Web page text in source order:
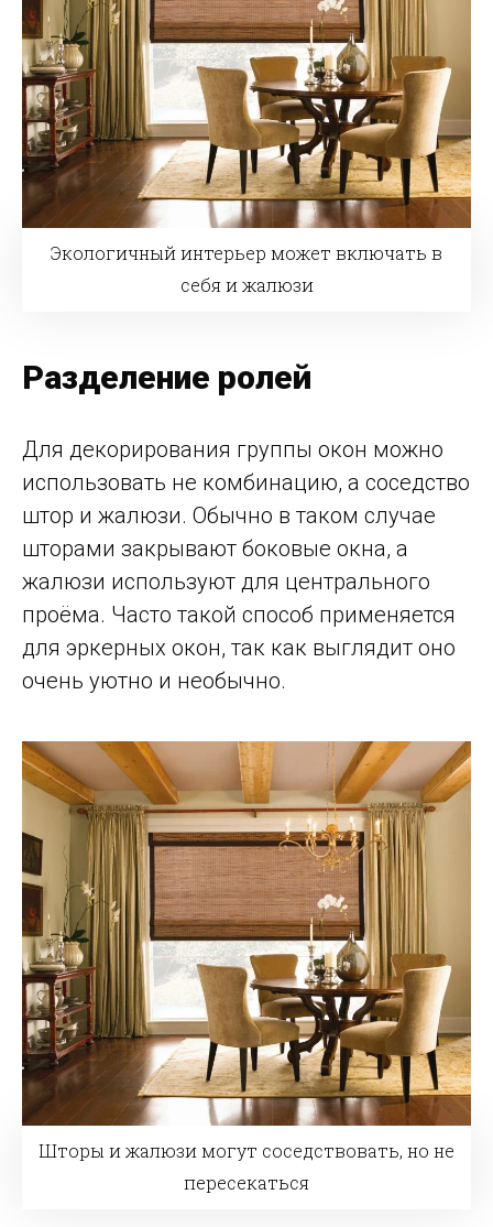
Экологичный интерьер может включать в
себя и жалюзи
Разделение ролей
Для декорирования группы окон можно
использовать не комбинацию, а соседство
штор и жалюзи. Обычно в таком случае
шторами закрывают боковые окна, а
жалюзи используют для центрального
проёма. Часто такой способ применяется
для эркерных окон, так как выглядит оно
очень уютно и необычно.
Шторы и жалюзи могут соседствовать, но не
пересекаться